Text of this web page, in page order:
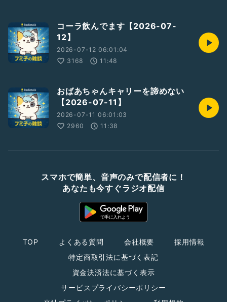
コーラ飲んでます【2026-07-
12】
2026-07-12 06:01:04
3168
11:48
おばあちゃんキャリーを諦めない
【2026-07-11】
2026-07-11 06:01:03
2960
11:38
スマホで簡単、音声のみで配信者に！
あなたも今すぐラジオ配信
TOP よくある質問 会社概要
採用情報
特定商取引法に基づく表記
資金決済法に基づく表示
サービスプライバシーポリシー